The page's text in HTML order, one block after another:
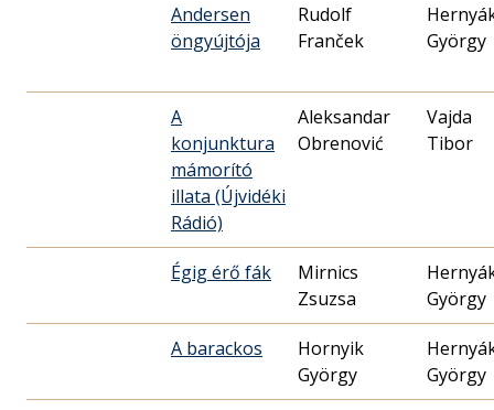
Andersen
öngyújtója
Rudolf
Franček
György
A
konjunktura
mámorító
illata (Újvidéki
Rádió)
Aleksandar
Obrenović
Vajda
Tibor
Égig érő fák
Mirnics
Zsuzsa
György
A barackos
Hornyik
György
György